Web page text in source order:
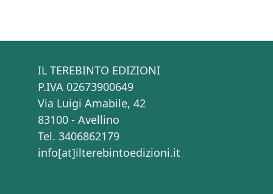
IL TEREBINTO EDIZIONI
P.IVA 02673900649
Via Luigi Amabile, 42
83100 - Avellino
Tel. 3406862179
info[at]ilterebintoedizioni.it